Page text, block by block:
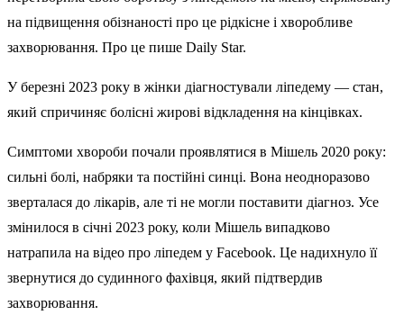
на підвищення обізнаності про це рідкісне і хворобливе
захворювання. Про це пише Daily Star.
У березні 2023 року в жінки діагностували ліпедему — стан,
який спричиняє болісні жирові відкладення на кінцівках.
Симптоми хвороби почали проявлятися в Мішель 2020 року:
сильні болі, набряки та постійні синці. Вона неодноразово
зверталася до лікарів, але ті не могли поставити діагноз. Усе
змінилося в січні 2023 року, коли Мішель випадково
натрапила на відео про ліпедем у Facebook. Це надихнуло її
звернутися до судинного фахівця, який підтвердив
захворювання.